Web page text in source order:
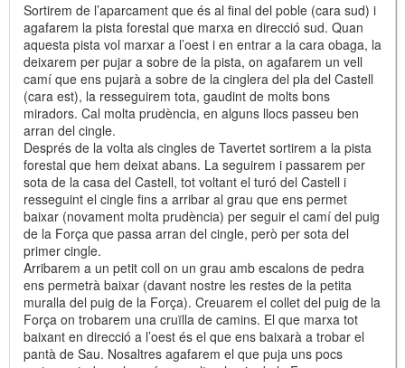
Sortirem de l’aparcament que és al final del poble (cara sud) i
agafarem la pista forestal que marxa en direcció sud. Quan
aquesta pista vol marxar a l’oest i en entrar a la cara obaga, la
deixarem per pujar a sobre de la pista, on agafarem un vell
camí que ens pujarà a sobre de la cinglera del pla del Castell
(cara est), la resseguirem tota, gaudint de molts bons
miradors. Cal molta prudència, en alguns llocs passeu ben
arran del cingle.
Després de la volta als cingles de Tavertet sortirem a la pista
forestal que hem deixat abans. La seguirem i passarem per
sota de la casa del Castell, tot voltant el turó del Castell i
resseguint el cingle fins a arribar al grau que ens permet
baixar (novament molta prudència) per seguir el camí del puig
de la Força que passa arran del cingle, però per sota del
primer cingle.
Arribarem a un petit coll on un grau amb escalons de pedra
ens permetrà baixar (davant nostre les restes de la petita
muralla del puig de la Força). Creuarem el collet del puig de la
Força on trobarem una cruïlla de camins. El que marxa tot
baixant en direcció a l’oest és el que ens baixarà a trobar el
pantà de Sau. Nosaltres agafarem el que puja uns pocs